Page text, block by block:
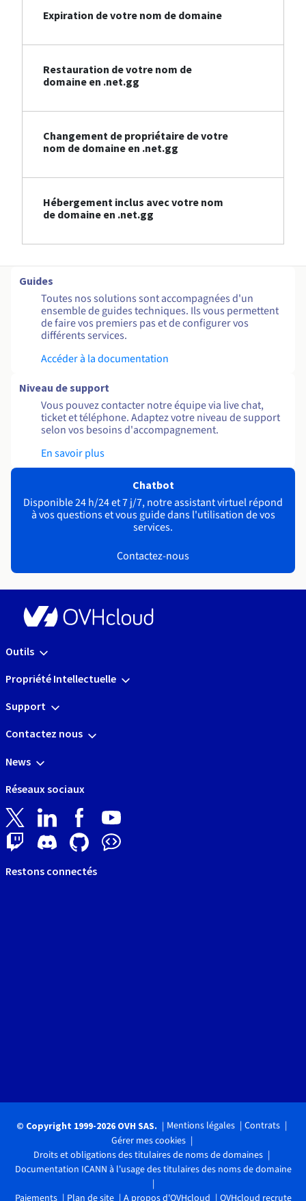
Expiration de votre nom de domaine
Restauration de votre nom de
domaine en .net.gg
Changement de propriétaire de votre
nom de domaine en .net.gg
Hébergement inclus avec votre nom
de domaine en .net.gg
Guides
Toutes nos solutions sont accompagnées d'un
ensemble de guides techniques. Ils vous permettent
de faire vos premiers pas et de configurer vos
différents services.
Accéder à la documentation
Niveau de support
Vous pouvez contacter notre équipe via live chat,
ticket et téléphone. Adaptez votre niveau de support
selon vos besoins d'accompagnement.
En savoir plus
Chatbot
Disponible 24 h/24 et 7 j/7, notre assistant virtuel répond
à vos questions et vous guide dans l'utilisation de vos
services.
Contactez-nous
Outils
Propriété Intellectuelle
Support
Contactez nous
News
Réseaux sociaux
Restons connectés
© Copyright 1999-2026 OVH SAS. Mentions légales
Contrats
Gérer mes cookies
Droits et obligations des titulaires de noms de domaines
Documentation ICANN à l'usage des titulaires des noms de domaine
Paiements Plan de site A propos d'OVHcloud OVHcloud recrute